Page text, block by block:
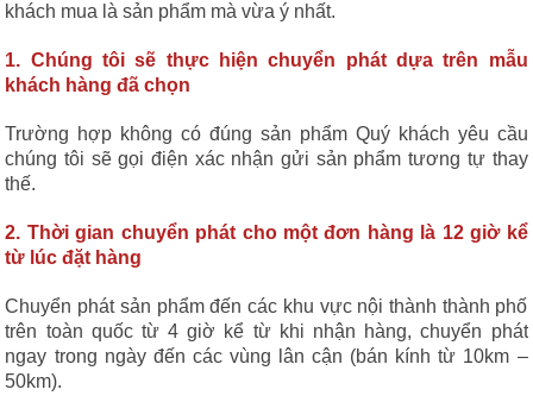
khách mua là sản phẩm mà vừa ý nhất.
1. Chúng tôi sẽ thực hiện chuyển phát dựa trên mẫu
khách hàng đã chọn
Trường hợp không có đúng sản phẩm Quý khách yêu cầu
chúng tôi sẽ gọi điện xác nhận gửi sản phẩm tương tự thay
thế.
2. Thời gian chuyển phát cho một đơn hàng là 12 giờ kể
từ lúc đặt hàng
Chuyển phát sản phẩm đến các khu vực nội thành thành phố
trên toàn quốc từ 4 giờ kể từ khi nhận hàng, chuyển phát
ngay trong ngày đến các vùng lân cận (bán kính từ 10km –
50km).